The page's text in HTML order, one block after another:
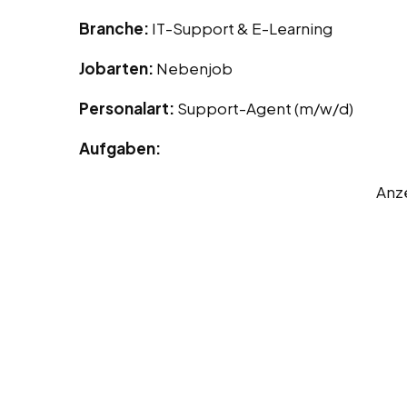
Branche: IT-Support & E-Learning
Jobarten: Nebenjob
Personalart: Support-Agent (m/w/d)
Aufgaben: